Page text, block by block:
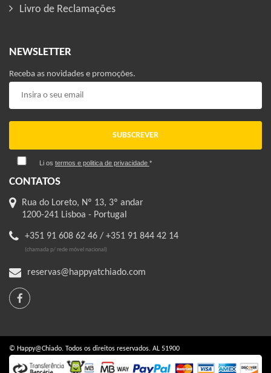
Livro de Reclamações
NEWSLETTER
Receba as novidades e promoções.
SUBSCREVER
Li os termos e politica de privacidade *
CONTATOS
Rua do Loreto, Nº 13, 3º andar
1200-241 Lisboa - Portugal
+351 91 608 62 46 / +351 91 844 42 14
(chamada p/ rede móvel nacional)
reservas@happyatchiado.com
© Happy@Chiado. Todos os direitos reservados. AL 51900